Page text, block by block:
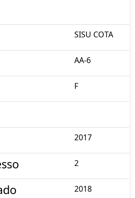
SISU COTA
AA-6
F
2017
2
2018